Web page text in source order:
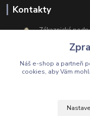
Kontakty
Zákaznická
+420 603
Po-Čt, 8-16 hod.
Náš e-shop a partneři
cookies, aby Vám